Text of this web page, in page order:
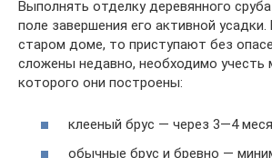
Выполнять отделку деревянного
поле завершения его активной
старом доме, то приступают без
сложены недавно, необходимо учесть
которого они построены:
клееный брус — через 3—4
обычные брус и бревно —